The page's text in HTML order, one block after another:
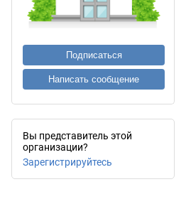
Подписаться
Написать сообщение
Вы представитель этой
организации?
Зарегистрируйтесь